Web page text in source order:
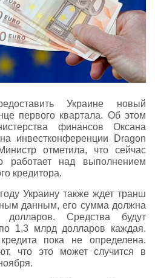
Украине новый
первого квартала. Об этом
финансов Оксана
инвестконференции Dragon
отметила, что сейчас
работает над выполнением
кредитора.
Украину также ждет транш
данным, его сумма должна
Средства будут
1,3 млрд долларов каждая.
пока не определена.
что это может случится в